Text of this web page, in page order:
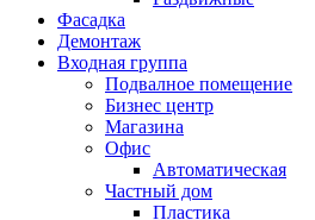
Фасадка
Демонтаж
Входная группа
Подвалное помещение
Бизнес центр
Магазина
Офис
Автоматическая
Частный дом
Пластика